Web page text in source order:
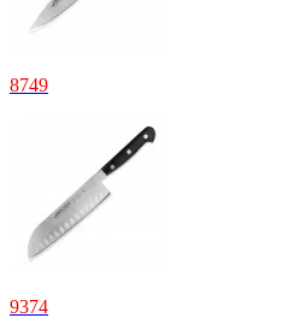
8749
9374